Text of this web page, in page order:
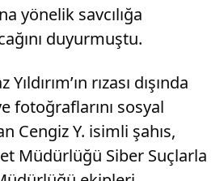
yönelik savcılığa
duyurmuştu.
rızası dışında
fotoğraflarını sosyal
Cengiz Y. isimli şahıs,
Müdürlüğü Siber Suçlarla